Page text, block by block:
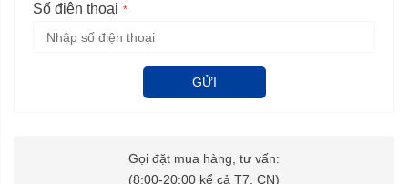
Số điện thoại
GỬI
Gọi đặt mua hàng, tư vấn:
(8:00-20:00 kể cả T7, CN)